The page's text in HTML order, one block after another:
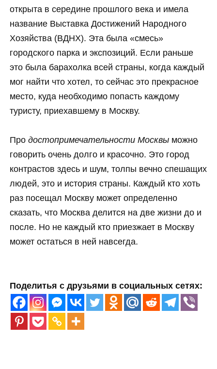
открыта в середине прошлого века и имела
название Выставка Достижений Народного
Хозяйства (ВДНХ). Эта была «смесь»
городского парка и экспозиций. Если раньше
это была барахолка всей страны, когда каждый
мог найти что хотел, то сейчас это прекрасное
место, куда необходимо попасть каждому
туристу, приехавшему в Москву.
Про достопримечательности Москвы можно
говорить очень долго и красочно. Это город
контрастов здесь и шум, толпы вечно спешащих
людей, это и история страны. Каждый кто хоть
раз посещал Москву может определенно
сказать, что Москва делится на две жизни до и
после. Но не каждый кто приезжает в Москву
может остаться в ней навсегда.
Поделитья с друзьями в социальных сетях: